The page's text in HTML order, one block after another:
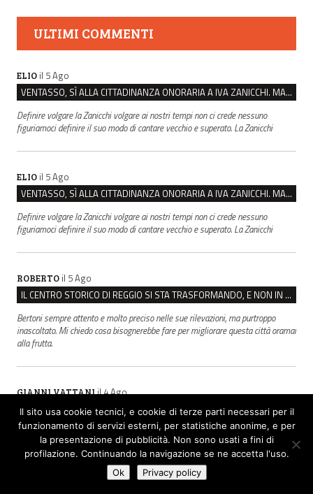
ULTIMI COMMENTI
ELIO il 5 Ago
VENTASSO, SÌ ALLA CITTADINANZA ONORARIA A IVA ZANICCHI. MA BARGIACCHI: “È DI PESSIMO GUSTO”
Definire volgare la Zanicchi volgare ai nostri tempi non ci crede nessuno
figuriamoci definire il suo modo di cantare vecchio e superato. La Zanicchi
ELIO il 5 Ago
VENTASSO, SÌ ALLA CITTADINANZA ONORARIA A IVA ZANICCHI. MA BARGIACCHI: “È DI PESSIMO GUSTO”
Definire volgare la Zanicchi volgare ai nostri tempi non ci crede nessuno
figuriamoci definire il suo modo di cantare vecchio e superato. La Zanicchi
ROBERTO il 5 Ago
IL CENTRO STORICO DI REGGIO SI STA TRASFORMANDO, E NON IN MEGLIO
Bertoni sempre attento e molto preciso nelle sue rilevazioni, ma purtroppo
inascoltato. Mi chiedo cosa bisognerebbe fare per migliorare questa città oramai
alla frutta.
GIANNI VATTANIil 4 Ago
HELLWATT, SCONTRO SENZA FINE. FRATELLI D’ITALIA: “MILANI PORTA DOCUMENTI, DE FRANCO INSULTI”
Gotham City
IPOCRISIA UNICA DEAil 4 Ago
Il sito usa cookie tecnici, e cookie di terze parti necessari per il
funzionamento di servizi esterni, per statistiche anonime, e per
la presentazione di pubblicità. Non sono usati a fini di
profilazione. Continuando la navigazione se ne accetta l'uso.
Ok
Privacy policy